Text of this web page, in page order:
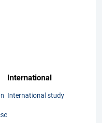
International
International study